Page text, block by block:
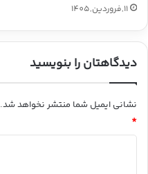
11,فروردین,1405
دیدگاهتان را بنویسید
نشانی ایمیل شما منتشر نخواهد شد.
*